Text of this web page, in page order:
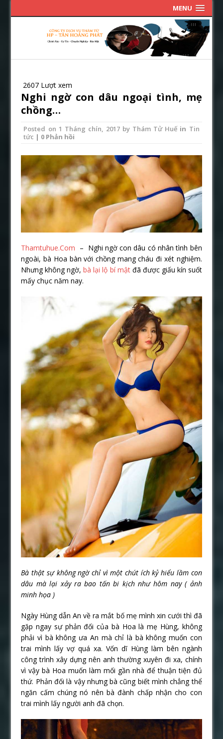
MENU
2607 Lượt xem
Nghi ngờ con dâu ngoại tình, mẹ
chồng…
Posted on 1 Tháng chín, 2017by Thám Tử Huếin Tin
tức | 0 Phản hồi
Thamtuhue.Com – Nghi ngờ con dâu có nhân tình bên
ngoài, bà Hoa bàn với chồng mang cháu đi xét nghiệm.
Nhưng không ngờ, bà lại lộ bí mật đã được giấu kín suốt
mấy chục năm nay.
Bà thật sự không ngờ chỉ vì một chút ích kỷ hiểu lầm con
dâu mà lại xảy ra bao tấn bi kịch như hôm nay ( ảnh
minh họa )
Ngày Hùng dẫn An về ra mắt bố mẹ mình xin cưới thì đã
gặp ngay sự phản đối của bà Hoa là mẹ Hùng, không
phải vì bà không ưa An mà chỉ là bà không muốn con
trai mình lấy vợ quá xa. Vốn dĩ Hùng làm bên ngành
công trình xây dựng nên anh thường xuyên đi xa, chính
vì vậy bà Hoa muốn làm mối gần nhà để thuận tiện đủ
thứ. Phản đối là vậy nhưng bà cũng biết mình chẳng thể
ngăn cấm chúng nó nên bà đành chấp nhận cho con
trai mình lấy người anh đã chọn.